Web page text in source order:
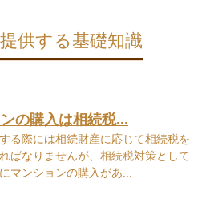
供する基礎知識
の購入は相続税...
る際には相続財産に応じて相続税を
ばなりませんが、相続税対策として
マンションの購入があ...